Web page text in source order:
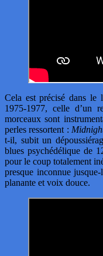
Cela est précisé dans
1975-1977, celle d’un
morceaux sont
perles ressortent :
t-il, subit un
blues psychédélique de
pour le coup totalement
presque inconnue
planante et voix douce.